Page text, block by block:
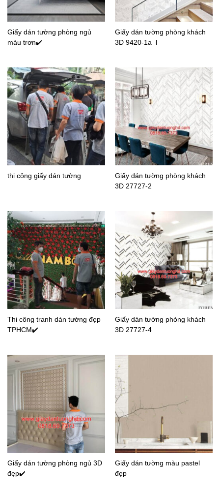
Giấy dán tường phòng ngủ
màu trơn✔️
Giấy dán tường phòng khách
3D 9420-1a_l
thi công giấy dán tường
Giấy dán tường phòng khách
3D 27727-2
Thi công tranh dán tường đẹp
TPHCM✔️
Giấy dán tường phòng khách
3D 27727-4
Giấy dán tường phòng ngủ 3D
đẹp✔️
Giấy dán tường màu pastel
đẹp